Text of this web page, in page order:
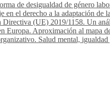
de desigualdad de género
en el derecho a la adaptación de
(UE) 2019/1158. Un
Europa. Aproximación al mapa
Salud mental, igualdad